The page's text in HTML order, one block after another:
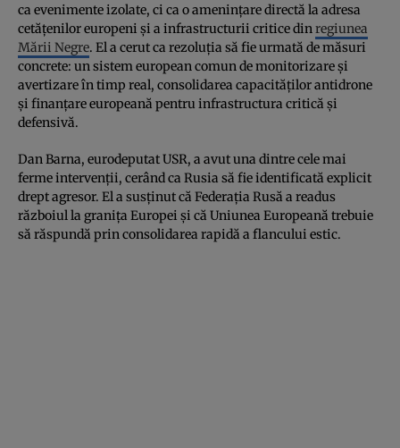
ca evenimente izolate, ci ca o amenințare directă la adresa
cetățenilor europeni și a infrastructurii critice dinregiunea
Mării Negre. El a cerut ca rezoluția să fie urmată de măsuri
concrete: un sistem european comun de monitorizare și
avertizare în timp real, consolidarea capacităților antidrone
și finanțare europeană pentru infrastructura critică și
defensivă.
Dan Barna, eurodeputat USR, a avut una dintre cele mai
ferme intervenții, cerând ca Rusia să fie identificată explicit
drept agresor. El a susținut că Federația Rusă a readus
războiul la granița Europei și că Uniunea Europeană trebuie
să răspundă prin consolidarea rapidă a flancului estic.